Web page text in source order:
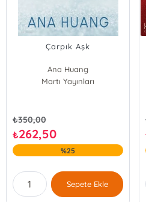
Çarpık Aşk
Ana Huang
Martı Yayınları
₺350,00
₺262,50
%25
Sepete Ekle